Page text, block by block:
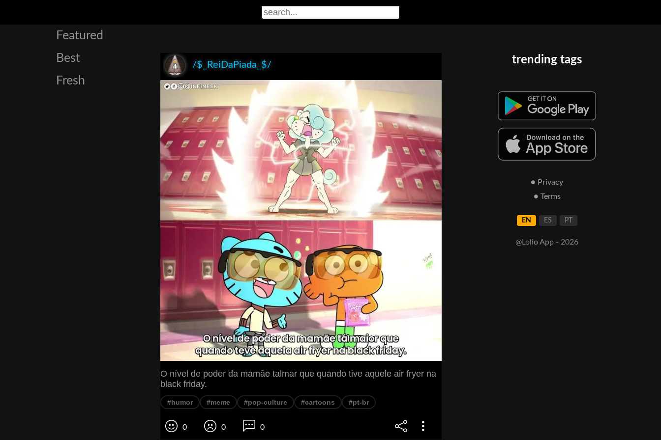
Featured
Best
Fresh
/$_ReiDaPiada_$/
O nível de poder da mamãe talmar que quando tive aquele air fryer na
black friday.
#humor #meme #pop-culture #cartoons #pt-br
0 0 0
trending tags
● Privacy
● Terms
EN ES PT
@Lolio App - 2026